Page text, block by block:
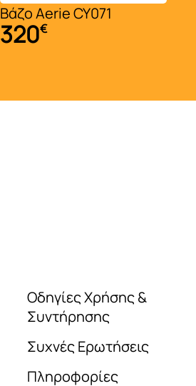
Βάζο Aerie CY071
320€
Οδηγίες Χρήσης &
Συντήρησης
Συχνές Ερωτήσεις
Πληροφορίες